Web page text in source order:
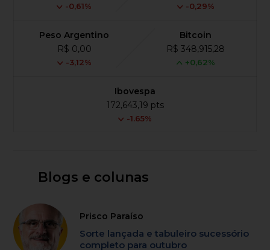
-0,61% -0,29%
Peso Argentino
R$ 0,00
-3,12%
Bitcoin
R$ 348,915,28
+0,62%
Ibovespa
172,643,19 pts
-1.65%
Blogs e colunas
Prisco Paraíso
Sorte lançada e tabuleiro sucessório
completo para outubro